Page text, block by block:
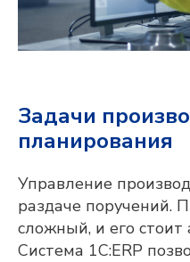
Задачи
планирования
Управление
раздаче поручений.
сложный, и его стоит
Система 1С:ERP